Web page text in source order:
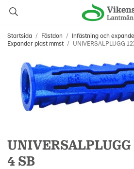
Startsida / Fästdon / Infästning och
Expander plast mmst / UNIVERSALPLUGG
4 SB